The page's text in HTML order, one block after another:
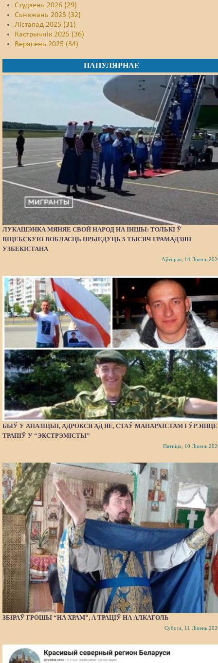
Студзень 2026 (29)
Сьнежань 2025 (32)
Лістапад 2025 (31)
Кастрычнік 2025 (36)
Верасень 2025 (34)
ПАПУЛЯРНАЕ
ЛУКАШЭНКА МЯНЯЕ СВОЙ НАРОД НА ІНШЫ: ТОЛЬКІ Ў
ВІЦЕБСКУЮ ВОБЛАСЦЬ ПРЫЕДУЦЬ 5 ТЫСЯЧ ГРАМАДЗЯН
УЗБЕКІСТАНА
Аўторак, 14 Ліпень
БЫЎ У АПАЗІЦЫІ, АДРОКСЯ АД ЯЕ, СТАЎ МАНАРХІСТАМ І ЎРЭШЦЕ
ТРАПІЎ У “ЭКСТРЭМІСТЫ”
Пятніца, 10 Ліпень
ЗБІРАЎ ГРОШЫ “НА ХРАМ”, А ТРАЦІЎ НА АЛКАГОЛЬ
Субота, 11 Ліпень